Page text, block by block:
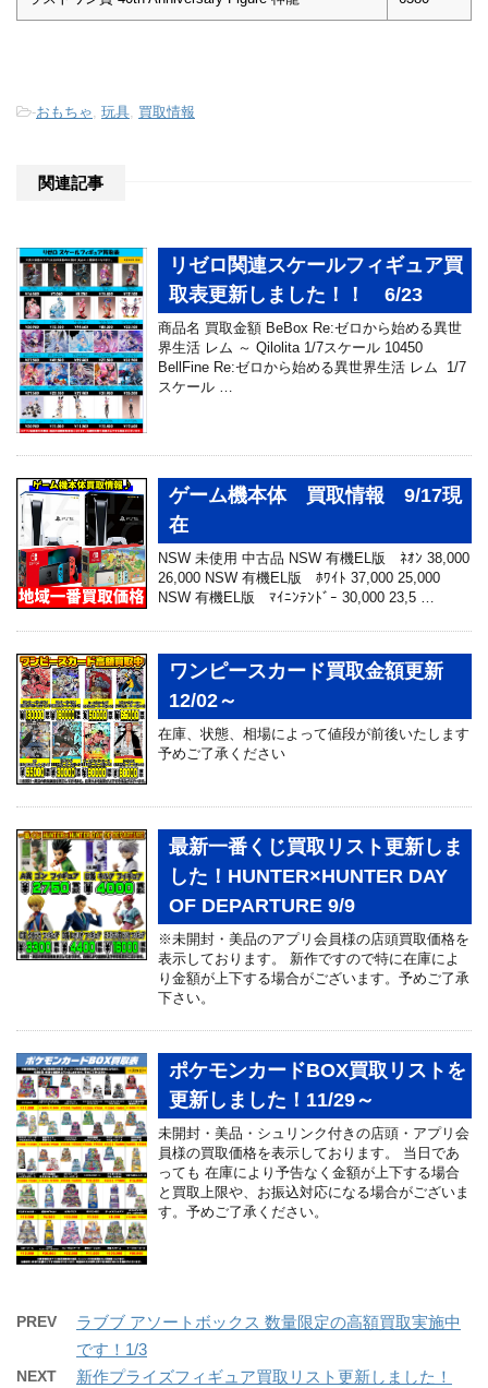
-おもちゃ 玩具 買取情報
関連記事
リゼロ関連スケールフィギュア買
取表更新しました！！ 6/23
商品名 買取金額 BeBox Re:ゼロから始める異世
界生活 レム ～ Qilolita 1/7スケール 10450
BellFine Re:ゼロから始める異世界生活 レム 1/7
スケール …
ゲーム機本体 買取情報 9/17現
在
NSW 未使用 中古品 NSW 有機EL版 ﾈｵﾝ 38,000
26,000 NSW 有機EL版 ﾎﾜｲﾄ 37,000 25,000
NSW 有機EL版 ﾏｲﾆﾝﾃﾝﾄﾞｰ 30,000 23,5 …
ワンピースカード買取金額更新
12/02～
在庫、状態、相場によって値段が前後いたします
予めご了承ください
最新一番くじ買取リスト更新しま
した！HUNTER×HUNTER DAY
OF DEPARTURE 9/9
※未開封・美品のアプリ会員様の店頭買取価格を
表示しております。 新作ですので特に在庫によ
り金額が上下する場合がございます。予めご了承
下さい。
ポケモンカードBOX買取リストを
更新しました！11/29～
未開封・美品・シュリンク付きの店頭・アプリ会
員様の買取価格を表示しております。 当日であ
っても 在庫により予告なく金額が上下する場合
と買取上限や、お振込対応になる場合がございま
す。予めご了承ください。
PREV
ラブブ アソートボックス 数量限定の高額買取実施中
です！1/3
NEXT
新作プライズフィギュア買取リスト更新しました！